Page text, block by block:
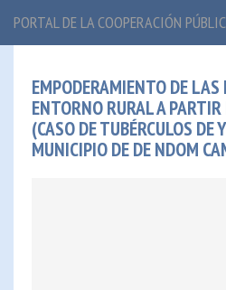
PORTAL DE LA COOPERACIÓN
EMPODERAMIENTO DE LAS
ENTORNO RURAL A
(CASO DE TUBÉRCULOS DE
MUNICIPIO DE DE NDOM